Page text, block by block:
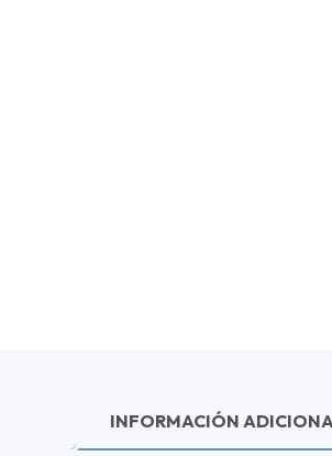
INFORMACIÓN